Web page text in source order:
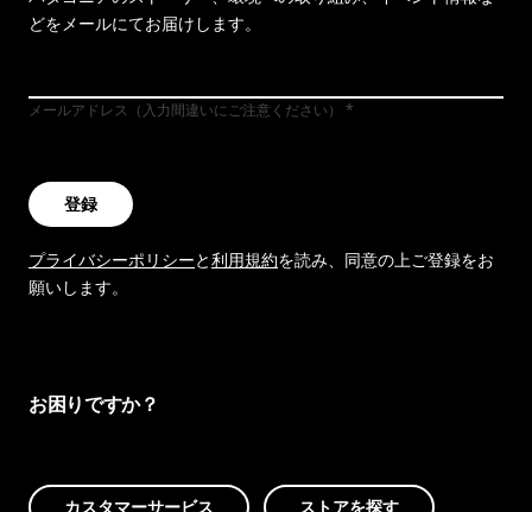
どをメールにてお届けします。
メールアドレス（入力間違いにご注意ください）
登録
プライバシーポリシーと利用規約を読み、同意の上ご登録をお
願いします。
お困りですか？
カスタマーサービス ストアを探す